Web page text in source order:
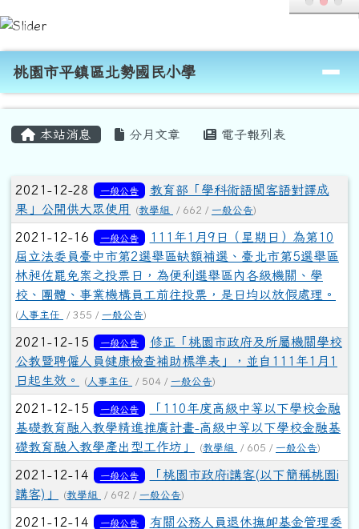
跳至主內容區
桃園市平鎮區北勢國民小學
導覽列
桃園市平鎮區北勢國民小學
本站消息 分月文章 電子報列表
文章列表
2021-12-28 一般公告
教育部「學科術語閩客語對譯成
果」公開供大眾使用
(教學組 / 662 / 一般公告)
2021-12-16 一般公告
111年1月9日（星期日）為第10
屆立法委員臺中市第2選舉區缺額補選、臺北市第5選舉區
林昶佐罷免案之投票日，為便利選舉區內各級機關、學
校、團體、事業機構員工前往投票，是日均以放假處理。
( 人事主任 / 355 / 一般公告)
2021-12-15 一般公告
修正「桃園市政府及所屬機關學校
公教暨聘僱人員健康檢查補助標準表」，並自111年1月1
日起生效。
( 人事主任 / 504 / 一般公告)
2021-12-15 一般公告
「110年度高級中等以下學校金融
基礎教育融入教學精進推廣計畫-高級中等以下學校金融基
礎教育融入教學產出型工作坊」
(教學組 / 605 / 一般公告)
2021-12-14 一般公告
「桃園市政府i講客(以下簡稱桃園i
講客)」
(教學組 / 692 / 一般公告)
2021-12-14 一般公告
有關公務人員退休撫卹基金管理委